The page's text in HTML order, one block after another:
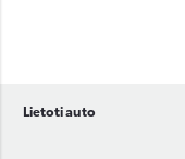
Lietoti auto